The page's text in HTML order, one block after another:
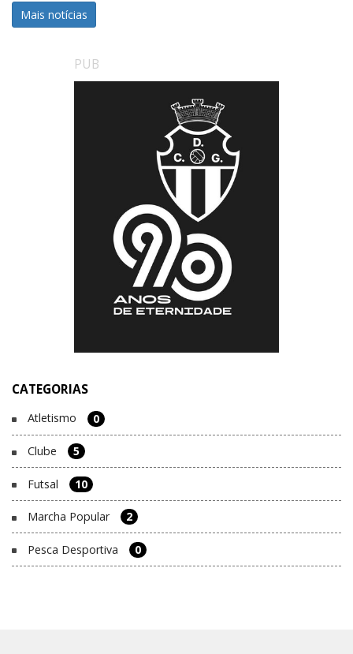
Mais notícias
PUB
CATEGORIAS
Atletismo 0
Clube 5
Futsal 10
Marcha Popular 2
Pesca Desportiva 0